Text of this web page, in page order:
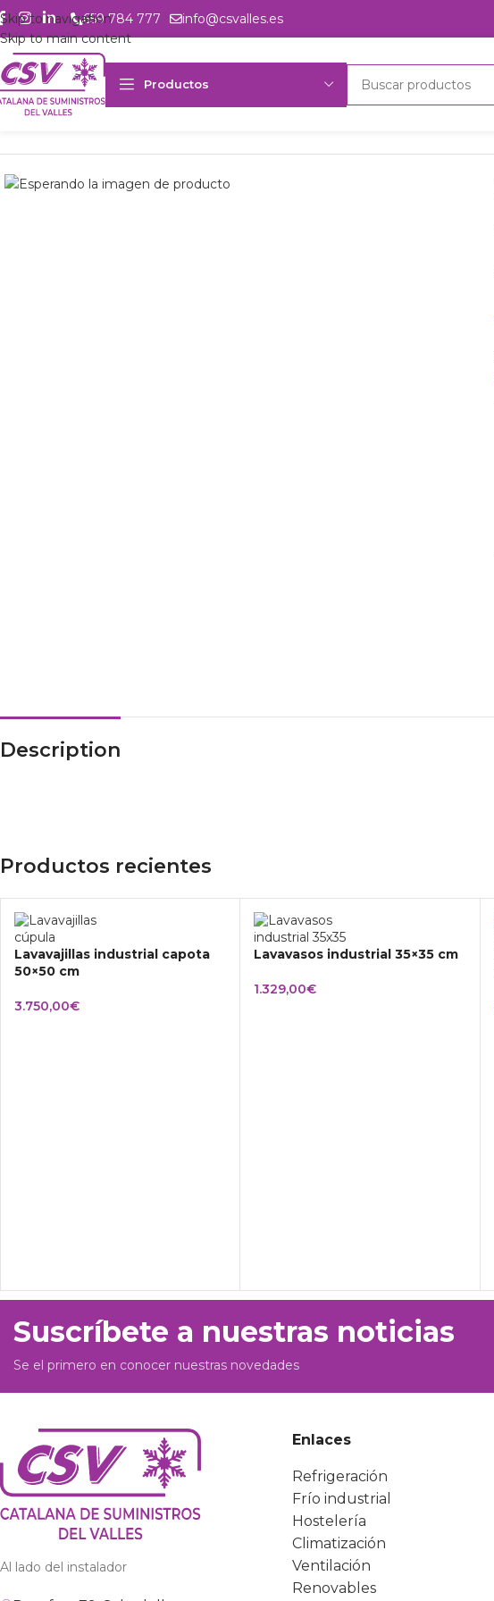
Skip to navigation
Skip to main content
659 784 777 info@csvalles.es
Productos
Inicio Productos
Description
Productos recientes
Lavavajillas industrial capota
50×50 cm
3.750,00€
Lavavasos industrial 35×35 cm
1.329,00€
Suscríbete a nuestras noticias
Se el primero en conocer nuestras novedades
Al lado del instalador
Enlaces
Refrigeración
Frío industrial
Hostelería
Climatización
Ventilación
Renovables